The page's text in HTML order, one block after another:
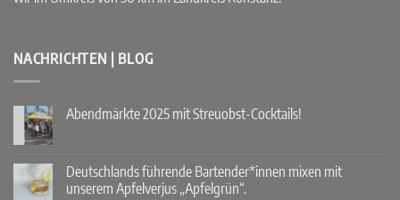
NACHRICHTEN | BLOG
Abendmärkte 2025 mit Streuobst-Cocktails!
Abendmärkte
2025
mit
Deutschlands führende Bartender*innen mixen mit
unserem Apfelverjus „Apfelgrün“.